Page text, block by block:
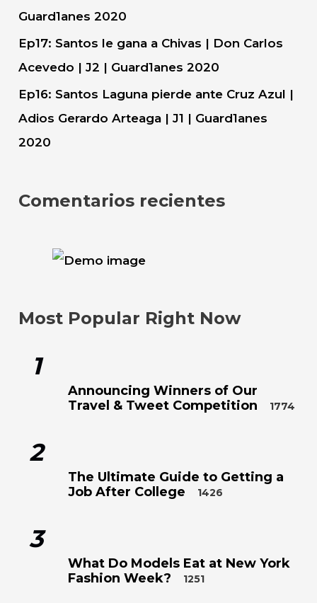
Guard1anes 2020
Ep17: Santos le gana a Chivas | Don Carlos
Acevedo | J2 | Guard1anes 2020
Ep16: Santos Laguna pierde ante Cruz Azul |
Adios Gerardo Arteaga | J1 | Guard1anes
2020
Comentarios recientes
Most Popular Right Now
1
Announcing Winners of Our
Travel & Tweet Competition
1774
2
The Ultimate Guide to Getting a
Job After College
1426
3
What Do Models Eat at New York
Fashion Week?
1251